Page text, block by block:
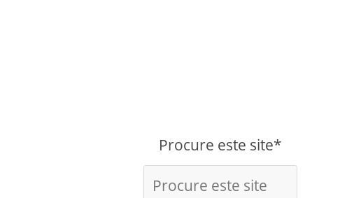
Procure este site*